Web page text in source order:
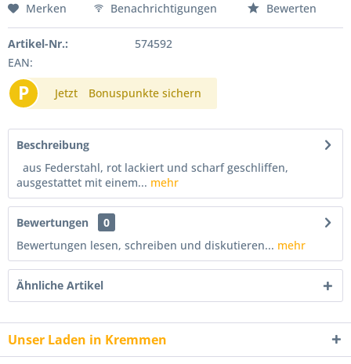
Merken Benachrichtigungen Bewerten
Artikel-Nr.:
574592
EAN:
P Jetzt Bonuspunkte sichern
Beschreibung
aus Federstahl, rot lackiert und scharf geschliffen,
ausgestattet mit einem... mehr
Bewertungen
0
Bewertungen lesen, schreiben und diskutieren... mehr
Ähnliche Artikel
Unser Laden in Kremmen